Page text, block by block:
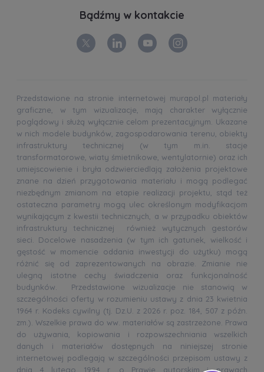
Bądźmy w kontakcie
Przedstawione na stronie internetowej murapol.pl materiały
graficzne, w tym wizualizacje, mają charakter wyłącznie
poglądowy i służą wyłącznie celom prezentacyjnym. Ukazane
w nich modele budynków, zagospodarowania terenu, obiekty
infrastruktury technicznej (w tym m.in. stacje
transformatorowe, wiaty śmietnikowe, wentylatornie) oraz ich
umiejscowienie i bryła odzwierciedlają założenia projektowe
znane na dzień przygotowania materiału i mogą podlegać
niezbędnym zmianom na etapie realizacji projektu, stąd też
ostateczna parametry mogą ulec określonym modyfikacjom
wynikającym z kwestii technicznych, a w przypadku obiektów
infrastruktury technicznej również wytycznych gestorów
sieci. Docelowe nasadzenia (w tym ich gatunek, wielkość i
gęstość w momencie oddania inwestycji do użytku) mogą
różnić się od zaprezentowanych na obrazie. Zmianie nie
ulegną istotne cechy świadczenia oraz funkcjonalność
budynków. Przedstawione wizualizacje nie stanowią w
szczególności oferty w rozumieniu ustawy z dnia 23 kwietnia
1964 r. Kodeks cywilny (tj. Dz.U. z 2026 r. poz. 184, 507 z późn.
zm.). Wszelkie prawa do ww. materiałów są zastrzeżone. Prawa
do używania, kopiowania i rozpowszechniania wszelkich
danych i materiałów dostępnych na niniejszej stronie
internetowej podlegają w szczególności przepisom ustawy z
dnia 4 lutego 1994 r. o Prawie autorskim i prawach